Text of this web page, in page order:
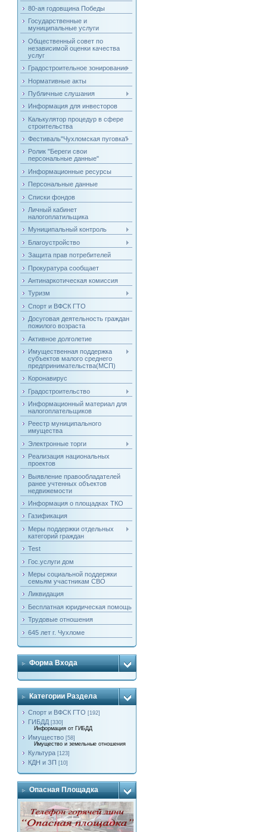
80-ая годовщина Победы
Государственные и
муниципальные услуги
Общественный совет по
независимой оценки качества
услуг
Градостроительное зонирование
Нормативные акты
Публичные слушания
Информация для инвесторов
Калькулятор процедур в сфере
строительства
Фестиваль"Чухломская пуговка"
Ролик "Береги свои
персональные данные"
Информационные ресурсы
Персональные данные
Списки фондов
Личный кабинет
налогоплатильщика
Муниципальный контроль
Благоустройство
Защита прав потребителей
Прокуратура сообщает
Антинаркотическая комиссия
Туризм
Спорт и ВФСК ГТО
Досуговая деятельность граждан
пожилого возраста
Активное долголетие
Имущественная поддержка
субъектов малого среднего
предпринимательства(МСП)
Коронавирус
Градостроительство
Информационный материал для
налогоплательщиков
Реестр муниципального
имущества
Электронные торги
Реализация национальных
проектов
Выявление правообладателей
ранее учтенных объектов
недвижемости
Информация о площадках ТКО
Газификация
Меры поддержки отдельных
категорий граждан
Test
Гос.услуги дом
Меры социальной поддержки
семьям участникам СВО
Ликвидация
Бесплатная юридическая помощь
Трудовые отношения
645 лет г. Чухломе
Форма Входа
Категории Раздела
Спорт и ВФСК ГТО [192]
ГИБДД [330]
Информация от ГИБДД
Имущество [58]
Имущество и земельные отношения
Культура [123]
КДН и ЗП [10]
Опасная Площадка